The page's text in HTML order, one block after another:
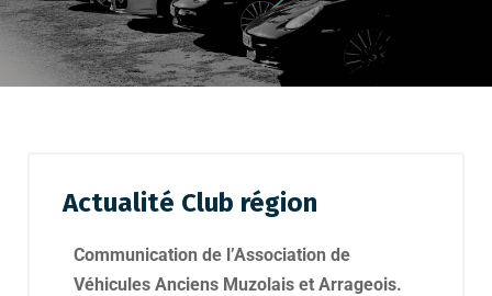
Actualité Club région
Communication de l’Association de
Véhicules Anciens Muzolais et Arrageois.